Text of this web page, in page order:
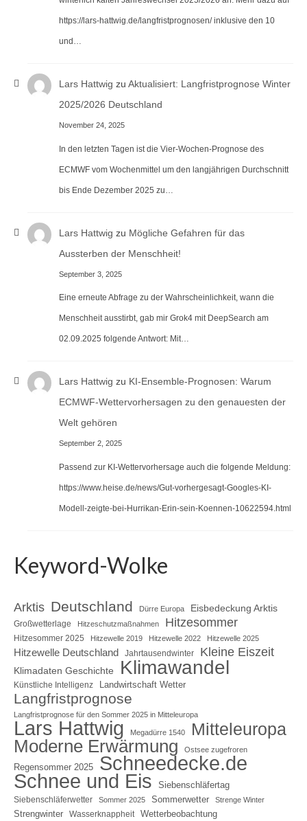
https://lars-hattwig.de/langfristprognosen/ inklusive den 10
und…
Lars Hattwig zu Aktualisiert: Langfristprognose Winter
2025/2026 Deutschland
November 24, 2025
In den letzten Tagen ist die Vier-Wochen-Prognose des
ECMWF vom Wochenmittel um den langjährigen Durchschnitt
bis Ende Dezember 2025 zu…
Lars Hattwig zu Mögliche Gefahren für das
Aussterben der Menschheit!
September 3, 2025
Eine erneute Abfrage zu der Wahrscheinlichkeit, wann die
Menschheit ausstirbt, gab mir Grok4 mit DeepSearch am
02.09.2025 folgende Antwort: Mit…
Lars Hattwig zu KI-Ensemble-Prognosen: Warum
ECMWF-Wettervorhersagen zu den genauesten der
Welt gehören
September 2, 2025
Passend zur KI-Wettervorhersage auch die folgende Meldung:
https://www.heise.de/news/Gut-vorhergesagt-Googles-KI-
Modell-zeigte-bei-Hurrikan-Erin-sein-Koennen-10622594.html
Keyword-Wolke
Arktis Deutschland Dürre Europa Eisbedeckung Arktis
Großwetterlage Hitzeschutzmaßnahmen Hitzesommer
Hitzesommer 2025 Hitzewelle 2019 Hitzewelle 2022 Hitzewelle 2025
Hitzewelle Deutschland Jahrtausendwinter Kleine Eiszeit
Klimadaten Geschichte Klimawandel
Künstliche Intelligenz Landwirtschaft Wetter
Langfristprognose
Langfristprognose für den Sommer 2025 in Mitteleuropa
Lars Hattwig Megadürre 1540 Mitteleuropa
Moderne Erwärmung Ostsee zugefroren
Regensommer 2025 Schneedecke.de
Schnee und Eis Siebenschläfertag
Siebenschläferwetter Sommer 2025 Sommerwetter Strenge Winter
Strengwinter Wasserknappheit Wetterbeobachtung